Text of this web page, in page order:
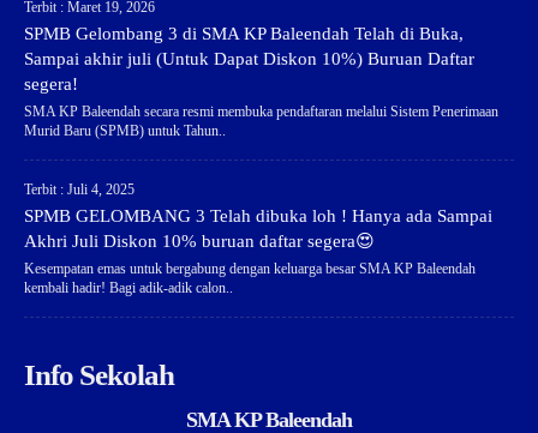
Terbit : Maret 19, 2026
SPMB Gelombang 3 di SMA KP Baleendah Telah di Buka,
Sampai akhir juli (Untuk Dapat Diskon 10%) Buruan Daftar
segera!
SMA KP Baleendah secara resmi membuka pendaftaran melalui Sistem Penerimaan
Murid Baru (SPMB) untuk Tahun..
Terbit : Juli 4, 2025
SPMB GELOMBANG 3 Telah dibuka loh ! Hanya ada Sampai
Akhri Juli Diskon 10% buruan daftar segera😍
Kesempatan emas untuk bergabung dengan keluarga besar SMA KP Baleendah
kembali hadir! Bagi adik-adik calon..
Info Sekolah
SMA KP Baleendah